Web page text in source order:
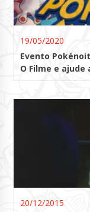
19/05/2020
Evento
O Filme e ajude
20/12/2015